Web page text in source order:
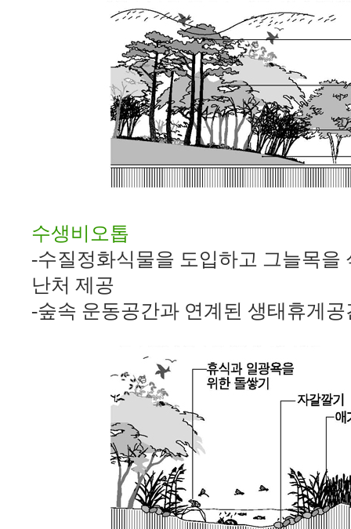
수생비오톱
-수질정화식물을 도입하고 그늘목을
난처 제공
-숲속 운동공간과 연계된 생태휴게